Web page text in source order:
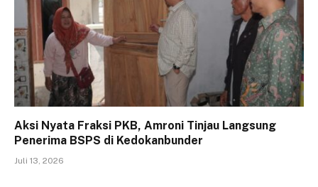
Aksi Nyata Fraksi PKB, Amroni Tinjau Langsung
Penerima BSPS di Kedokanbunder
Juli 13, 2026